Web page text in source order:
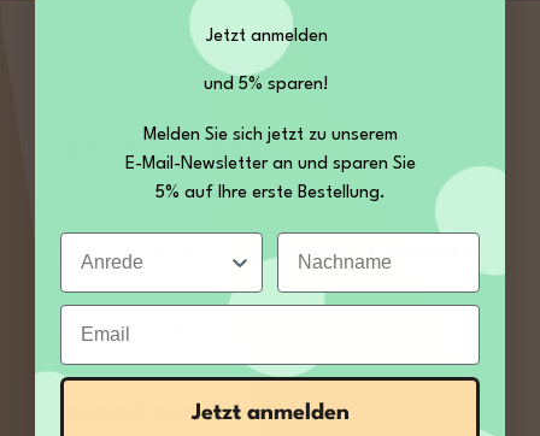
LINEA TELEFONICA DI ASSISTENZA
+49 35027 189860
Lun-Ven, 09:00 - 12:00 e 13:00 - 14:00
Oppure tramite il nostro modulo di contatto
Annulla contratto
SERVIZIO CLIENTI
Jetzt anmelden
und 5% sparen!
Melden Sie sich jetzt zu unserem
E-Mail-Newsletter an und sparen Sie
5% auf Ihre erste Bestellung.
Anrede Nachname
Email
Jetzt anmelden